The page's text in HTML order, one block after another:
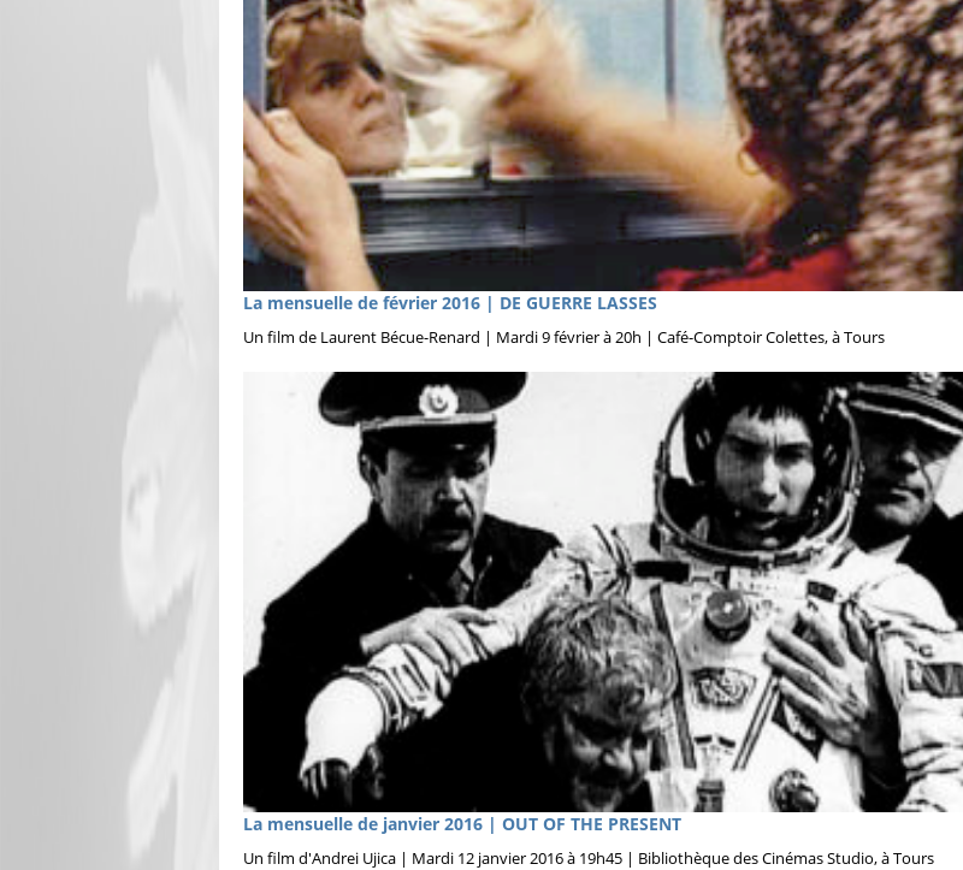
La mensuelle de février 2016 | DE GUERRE LASSES
Un film de Laurent Bécue-Renard | Mardi 9 février à 20h | Café-Comptoir Colettes, à Tours
La mensuelle de janvier 2016 | OUT OF THE PRESENT
Un film d'Andrei Ujica | Mardi 12 janvier 2016 à 19h45 | Bibliothèque des Cinémas Studio, à Tours